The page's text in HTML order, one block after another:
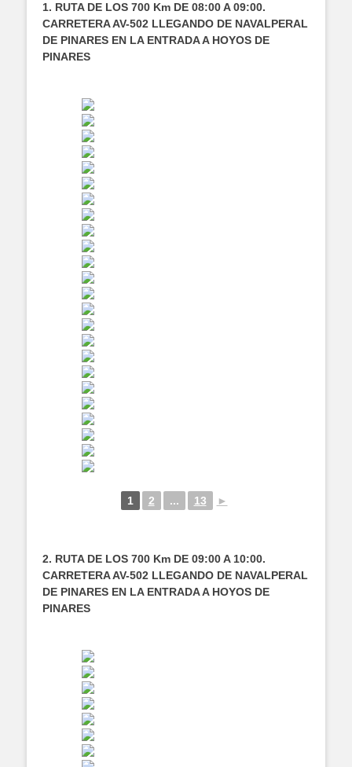
1. RUTA DE LOS 700 Km DE 08:00 A 09:00.
CARRETERA AV-502 LLEGANDO DE NAVALPERAL
DE PINARES EN LA ENTRADA A HOYOS DE
PINARES
1 2 ... 13 ►
2. RUTA DE LOS 700 Km DE 09:00 A 10:00.
CARRETERA AV-502 LLEGANDO DE NAVALPERAL
DE PINARES EN LA ENTRADA A HOYOS DE
PINARES